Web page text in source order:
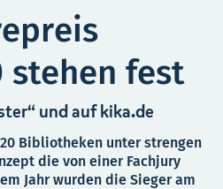
stehen fest
und auf kika.de
Bibliotheken unter strengen
die von einer Fachjury
Jahr wurden die Sieger am